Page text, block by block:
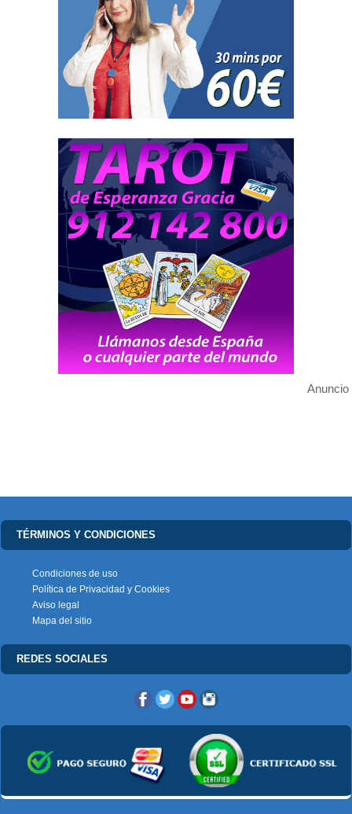
Anuncio
TÉRMINOS Y CONDICIONES
Condiciones de uso
Política de Privacidad y Cookies
Aviso legal
Mapa del sitio
REDES SOCIALES